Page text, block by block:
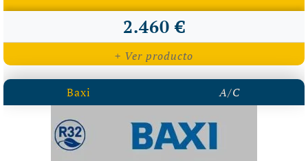
2.460 €
+ Ver producto
Baxi A/C